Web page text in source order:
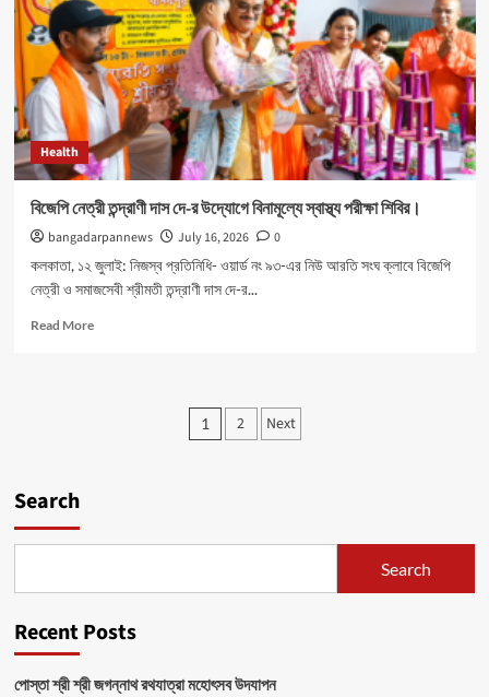
উদ্যোগে
রথযাত্রা
উৎসব
পালন
করা
হয়।
Health
বিজেপি নেত্রী তন্দ্রাণী দাস দে-র উদ্যোগে বিনামূল্যে স্বাস্থ্য পরীক্ষা শিবির।
bangadarpannews July 16, 2026
0
কলকাতা, ১২ জুলাই: নিজস্ব প্রতিনিধি- ওয়ার্ড নং ৯৩-এর নিউ আরতি সংঘ ক্লাবে বিজেপি
নেত্রী ও সমাজসেবী শ্রীমতী তন্দ্রাণী দাস দে-র...
Read MoreRead
স্বাস্থ্য
শিবির।
Posts
1 2 Next
Search
Search
Recent Posts
পোস্তা শ্রী শ্রী জগন্নাথ রথযাত্রা মহোৎসব উদযাপন